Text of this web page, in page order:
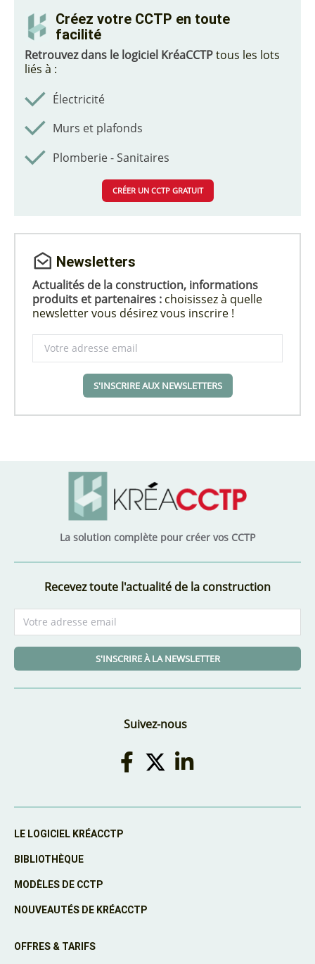
Créez votre CCTP en toute
facilité
Retrouvez dans le logiciel KréaCCTPtous les lots
liés à :
Électricité
Murs et plafonds
Plomberie - Sanitaires
CRÉER UN CCTP GRATUIT
Newsletters
Actualités de la construction, informations
produits et partenaires : choisissez à quelle
newsletter vous désirez vous inscrire !
S'INSCRIRE AUX NEWSLETTERS
La solution complète pour créer vos CCTP
Recevez toute l'actualité de la construction
S'INSCRIRE À LA NEWSLETTER
Suivez-nous
LE LOGICIEL KRÉACCTP
BIBLIOTHÈQUE
MODÈLES DE CCTP
NOUVEAUTÉS DE KRÉACCTP
OFFRES & TARIFS